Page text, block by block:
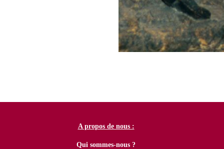
A propos de nous :
Qui sommes-nous ?